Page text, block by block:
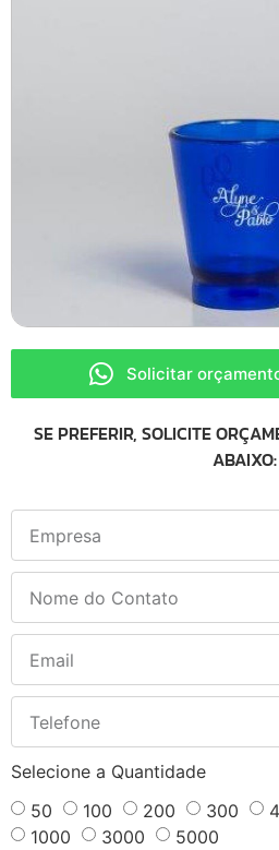
Solicitar
SE PREFERIR, SOLICITE
ABAIXO:
Selecione a Quantidade
50
100 200 300
1000
3000 5000